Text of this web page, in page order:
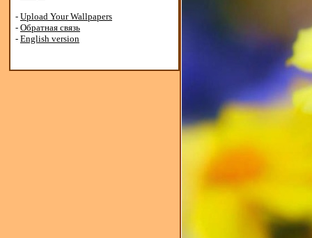
- Upload Your Wallpapers
- Обратная связь
- English version